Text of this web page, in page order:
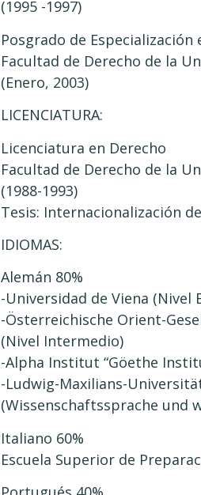
(1995 -1997)
Posgrado de Especialización
Facultad de Derecho de la
(Enero, 2003)
LICENCIATURA:
Licenciatura en Derecho
Facultad de Derecho de la
(1988-1993)
Tesis: Internacionalización
IDIOMAS:
Alemán 80%
-Universidad de Viena (Nivel
-Österreichische Orient-
(Nivel Intermedio)
-Alpha Institut “Göethe
-Ludwig-Maxilians-
(Wissenschaftssprache und
Italiano 60%
Escuela Superior de